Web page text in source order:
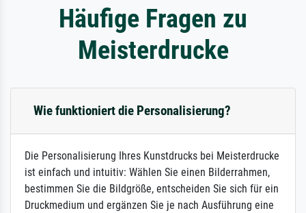
Häufige Fragen zu
Meisterdrucke
Wie funktioniert die Personalisierung?
Die Personalisierung Ihres Kunstdrucks bei Meisterdrucke
ist einfach und intuitiv: Wählen Sie einen Bilderrahmen,
bestimmen Sie die Bildgröße, entscheiden Sie sich für ein
Druckmedium und ergänzen Sie je nach Ausführung eine